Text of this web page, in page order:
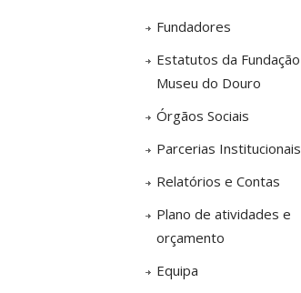
Fundadores
Estatutos da Fundação
Museu do Douro
Órgãos Sociais
Parcerias Institucionais
Relatórios e Contas
Plano de atividades e
orçamento
Equipa